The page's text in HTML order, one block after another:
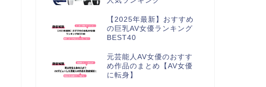
【2025年最新】おすすめ
の巨乳AV女優ランキング
BEST40
元芸能人AV女優のおすす
め作品のまとめ【AV女優
に転身】